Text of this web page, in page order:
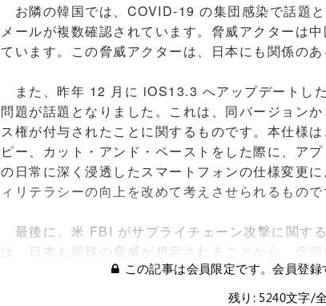
お隣の韓国では、COVID-19 の集団感染で話題
メールが複数確認されています。脅威アクターは
ています。この脅威アクターは、日本にも関係の
また、昨年 12 月に iOS13.3 へアップデートし
問題が話題となりました。これは、同バージョン
ス権が付与されたことに関するものです。本仕様
ピー、カット・アンド・ペーストをした際に、ア
の日常に深く浸透したスマートフォンの仕様変更
ィリテラシーの向上を改めて考えさせられるもので
最後に、米 FBI がサプライチェーン攻撃に関す
は、日本も同様の脅威が想定されることから、念頭
この記事は会員限定です。会員登
残り: 5240文字/